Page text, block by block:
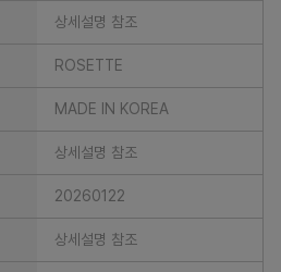
상세설명 참조
ROSETTE
MADE IN KOREA
상세설명 참조
20260122
상세설명 참조